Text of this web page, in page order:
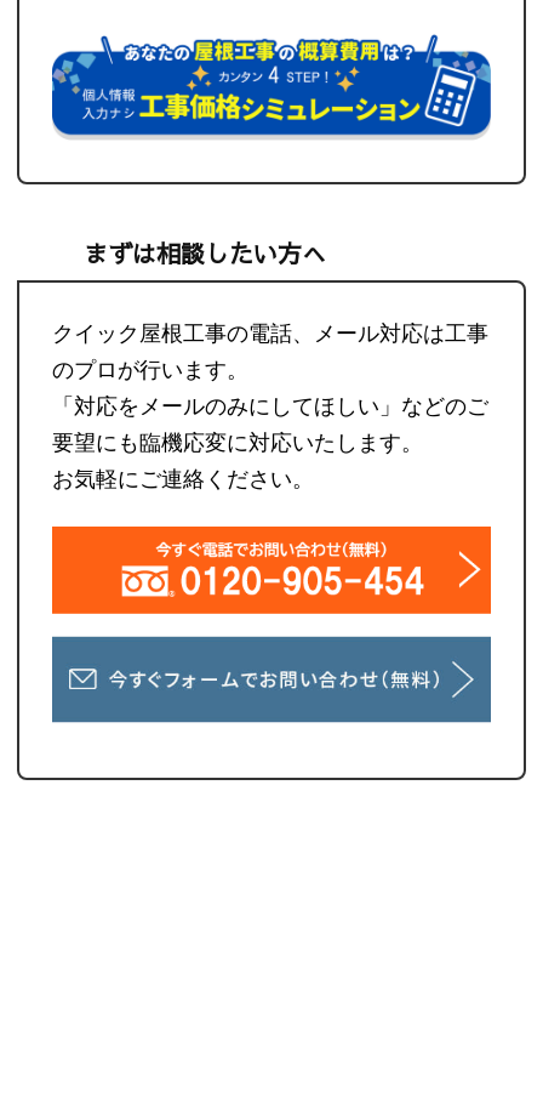
まずは相談したい方へ
クイック屋根工事の電話、メール対応は工事
のプロが行います。
「対応をメールのみにしてほしい」などのご
要望にも臨機応変に対応いたします。
お気軽にご連絡ください。